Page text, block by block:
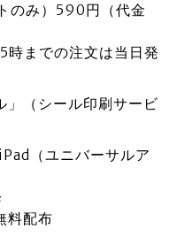
のみ）590円（代金
での注文は当日発
」（シール印刷サービ
ユニバーサルア
配布